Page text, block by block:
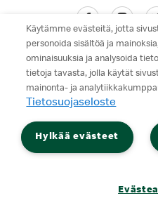
Käytämme evästeitä, jotta
personoida sisältöä ja
ominaisuuksia ja analysoida
tietoja tavasta, jolla käytät
mainonta- ja
Tietosuojaseloste
Hylkää evästeet